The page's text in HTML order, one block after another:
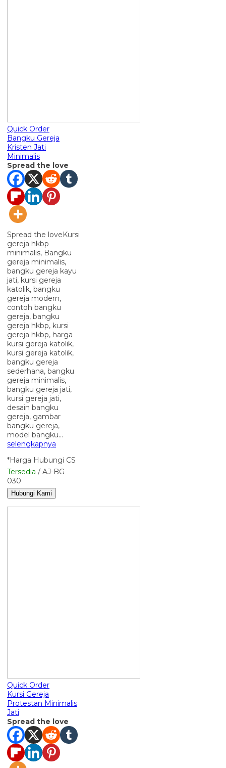
Quick Order
Bangku Gereja
Kristen Jati
Minimalis
Spread the love
Spread the loveKursi
gereja hkbp
minimalis, Bangku
gereja minimalis,
bangku gereja kayu
jati, kursi gereja
katolik, bangku
gereja modern,
contoh bangku
gereja, bangku
gereja hkbp, kursi
gereja hkbp, harga
kursi gereja katolik,
kursi gereja katolik,
bangku gereja
sederhana, bangku
gereja minimalis,
bangku gereja jati,
kursi gereja jati,
desain bangku
gereja, gambar
bangku gereja,
model bangku…
selengkapnya
*Harga Hubungi CS
Tersedia / AJ-BG
030
Hubungi Kami
Quick Order
Kursi Gereja
Protestan Minimalis
Jati
Spread the love